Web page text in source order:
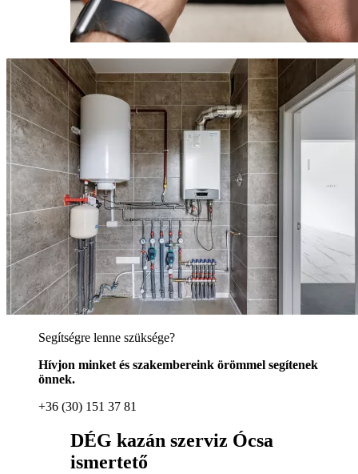
Segítségre lenne szüksége?
Hívjon minket és szakembereink örömmel segítenek
önnek.
+36 (30) 151 37 81
DÉG kazán szerviz Ócsa
ismertető